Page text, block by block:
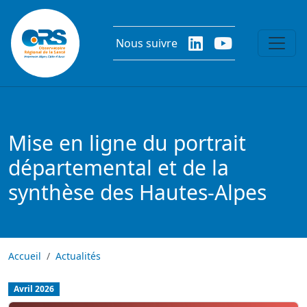
Aller au contenu principal
Nous suivre
Mise en ligne du portrait
départemental et de la
synthèse des Hautes-Alpes
Accueil Actualités
Avril 2026